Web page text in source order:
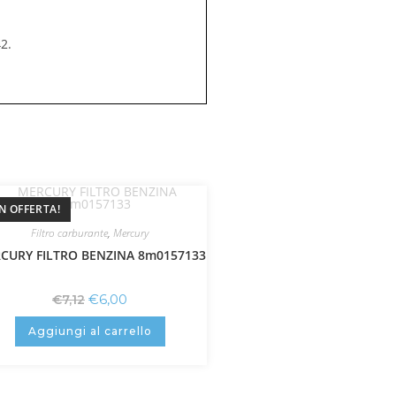
OFFERTA!
Filtro carburante, Mercury
FILTRO BENZINA 8m0157133
€7,12 €6,00
Aggiungi al carrello